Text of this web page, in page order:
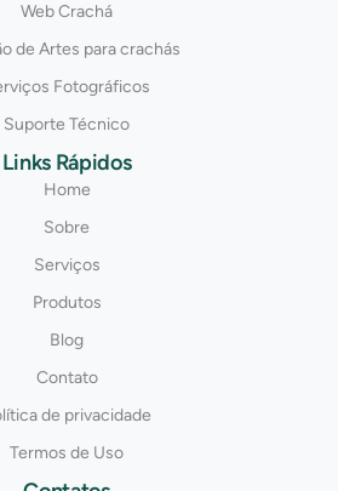
Web Crachá
de Artes para crachás
Fotográficos
Suporte Técnico
Links Rápidos
Home
Sobre
Serviços
Produtos
Blog
Contato
de privacidade
Termos de Uso